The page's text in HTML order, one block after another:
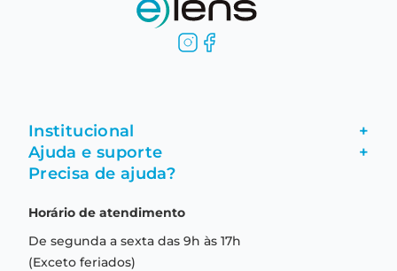
Institucional +
Fale conosco
Formas de pagamento
Ajuda e suporte +
Garantia
Troca e devolução
Precisa de ajuda?
Horário de atendimento
De segunda a sexta das 9h às 17h
(Exceto feriados)